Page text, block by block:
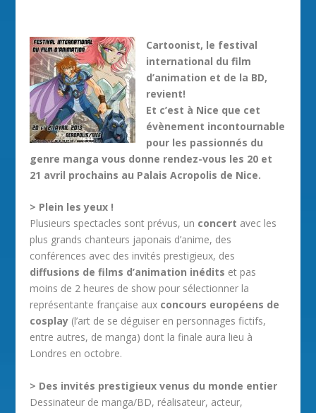
Cartoonist, le festival
international du film
d’animation et de la BD,
revient!
Et c’est à Nice que cet
évènement incontournable
pour les passionnés du
genre manga vous donne rendez-vous les 20 et
21 avril prochains au Palais Acropolis de Nice.
> Plein les yeux !
Plusieurs spectacles sont prévus, un concert avec les
plus grands chanteurs japonais d’anime, des
conférences avec des invités prestigieux, des
diffusions de films d’animation inédits et pas
moins de 2 heures de show pour sélectionner la
représentante française aux concours européens de
cosplay (l’art de se déguiser en personnages fictifs,
entre autres, de manga) dont la finale aura lieu à
Londres en octobre.
> Des invités prestigieux venus du monde entier
Dessinateur de manga/BD, réalisateur, acteur,